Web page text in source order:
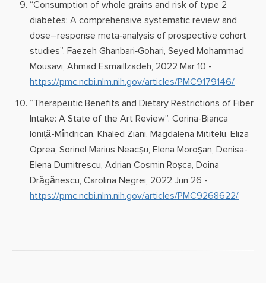
“Consumption of whole grains and risk of type 2
diabetes: A comprehensive systematic review and
dose–response meta‐analysis of prospective cohort
studies”. Faezeh Ghanbari‐Gohari, Seyed Mohammad
Mousavi, Ahmad Esmaillzadeh, 2022 Mar 10 -
https://pmc.ncbi.nlm.nih.gov/articles/PMC9179146/
“Therapeutic Benefits and Dietary Restrictions of Fiber
Intake: A State of the Art Review”. Corina-Bianca
Ioniță-Mîndrican, Khaled Ziani, Magdalena Mititelu, Eliza
Oprea, Sorinel Marius Neacșu, Elena Moroșan, Denisa-
Elena Dumitrescu, Adrian Cosmin Roșca, Doina
Drăgănescu, Carolina Negrei, 2022 Jun 26 -
https://pmc.ncbi.nlm.nih.gov/articles/PMC9268622/